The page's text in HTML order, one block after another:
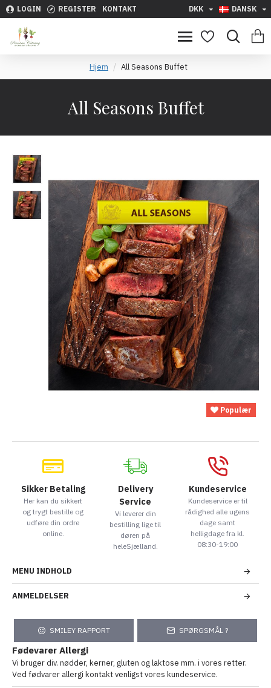
LOGIN REGISTER KONTAKT DKK DANSK
Hjem All Seasons Buffet
All Seasons Buffet
Populær
Sikker Betaling
Her kan du sikkert
og trygt bestille og
udføre din ordre
online.
Delivery
Service
Vi leverer din
bestilling lige til
døren på
heleSjælland.
Kundeservice
Kundeservice er til
rådighed alle ugens
dage samt
helligdage fra kl.
08:30-19:00
MENU INDHOLD
ANMELDELSER
SMILEY RAPPORT SPØRGSMÅL ?
Fødevarer Allergi
Vi bruger div. nødder, kerner, gluten og laktose mm. i vores retter.
Ved fødvarer allergi kontakt venligst vores kundeservice.